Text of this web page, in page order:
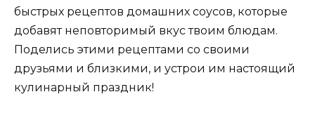
быстрых рецептов домашних соусов, которые
добавят неповторимый вкус твоим блюдам.
Поделись этими рецептами со своими
друзьями и близкими, и устрои им настоящий
кулинарный праздник!